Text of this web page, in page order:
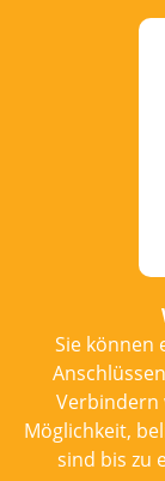
Sie können
Verbindern
Möglichkeit,
sind bis zu